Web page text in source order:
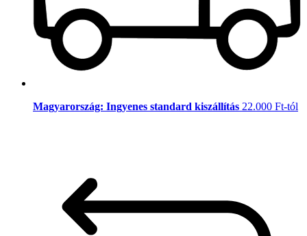
Magyarország: Ingyenes standard kiszállítás 22.000 Ft-tól